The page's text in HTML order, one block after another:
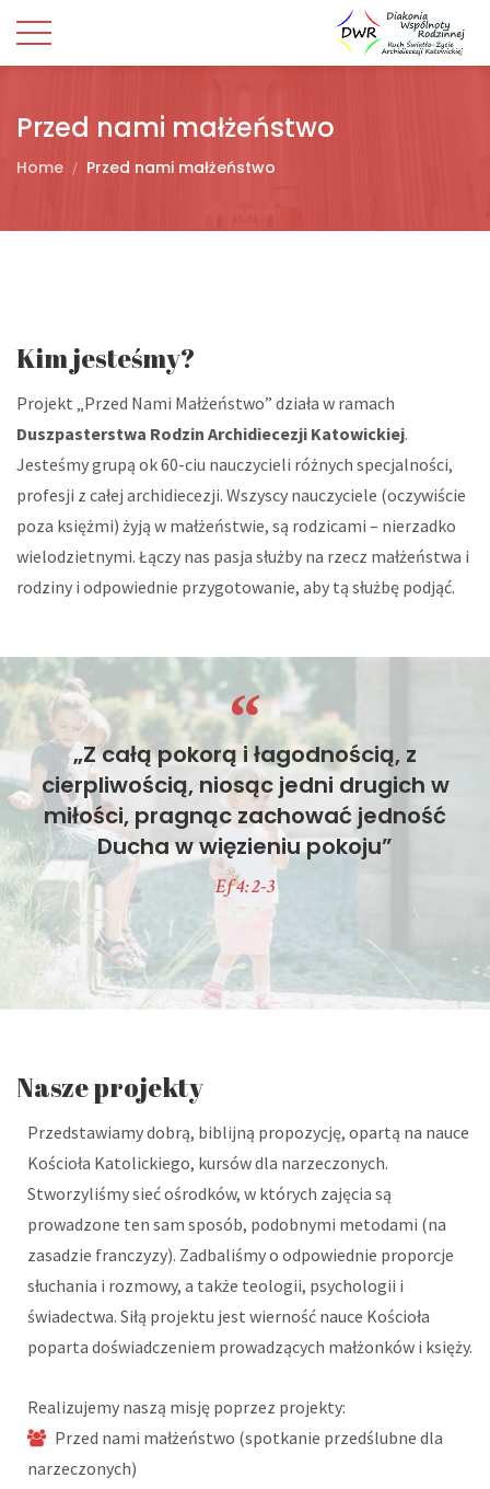
Przed nami małżeństwo
Home Przed nami małżeństwo
Kim jesteśmy?
Projekt „Przed Nami Małżeństwo” działa w ramach
Duszpasterstwa Rodzin Archidiecezji Katowickiej.
Jesteśmy grupą ok 60-ciu nauczycieli różnych specjalności,
profesji z całej archidiecezji. Wszyscy nauczyciele (oczywiście
poza księżmi) żyją w małżeństwie, są rodzicami – nierzadko
wielodzietnymi. Łączy nas pasja służby na rzecz małżeństwa i
rodziny i odpowiednie przygotowanie, aby tą służbę podjąć.
„Z całą pokorą i łagodnością, z
cierpliwością, niosąc jedni drugich w
miłości, pragnąc zachować jedność
Ducha w więzieniu pokoju”
Ef 4: 2-3
Nasze projekty
Przedstawiamy dobrą, biblijną propozycję, opartą na nauce
Kościoła Katolickiego, kursów dla narzeczonych.
Stworzyliśmy sieć ośrodków, w których zajęcia są
prowadzone ten sam sposób, podobnymi metodami (na
zasadzie franczyzy). Zadbaliśmy o odpowiednie proporcje
słuchania i rozmowy, a także teologii, psychologii i
świadectwa. Siłą projektu jest wierność nauce Kościoła
poparta doświadczeniem prowadzących małżonków i księży.
Realizujemy naszą misję poprzez projekty:
Przed nami małżeństwo (spotkanie przedślubne dla
narzeczonych)